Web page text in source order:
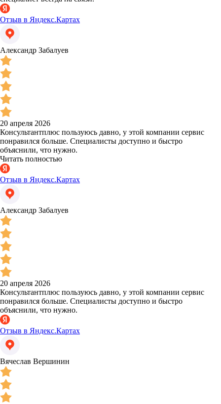
Отзыв в Яндекс.Картах
Александр Забалуев
20 апреля 2026
Консультантплюс пользуюсь давно, у этой компании сервис
понравился больше. Специалисты доступно и быстро
объяснили, что нужно.
Читать полностью
Отзыв в Яндекс.Картах
Александр Забалуев
20 апреля 2026
Консультантплюс пользуюсь давно, у этой компании сервис
понравился больше. Специалисты доступно и быстро
объяснили, что нужно.
Отзыв в Яндекс.Картах
Вячеслав Вершинин